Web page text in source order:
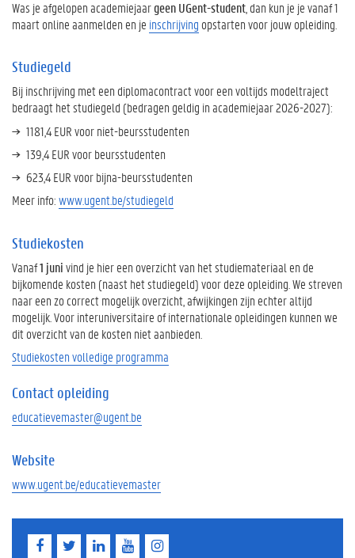
Was je afgelopen academiejaargeen UGent-student , dan kun je je vanaf 1
maart online aanmelden en je inschrijving opstarten voor jouw opleiding.
Studiegeld
Bij inschrijving met een diplomacontract voor een voltijds modeltraject
bedraagt het studiegeld (bedragen geldig in academiejaar 2026-2027):
1181,4 EUR voor niet-beursstudenten
139,4 EUR voor beursstudenten
623,4 EUR voor bijna-beursstudenten
Meer info:www.ugent.be/studiegeld
Studiekosten
Vanaf1 junivind je hier een overzicht van het studiemateriaal en de
bijkomende kosten (naast het studiegeld) voor deze opleiding. We streven
naar een zo correct mogelijk overzicht, afwijkingen zijn echter altijd
mogelijk. Voor interuniversitaire of internationale opleidingen kunnen we
dit overzicht van de kosten niet aanbieden.
Studiekosten volledige programma
Contact opleiding
educatievemaster@ugent.be
Website
www.ugent.be/educatievemaster